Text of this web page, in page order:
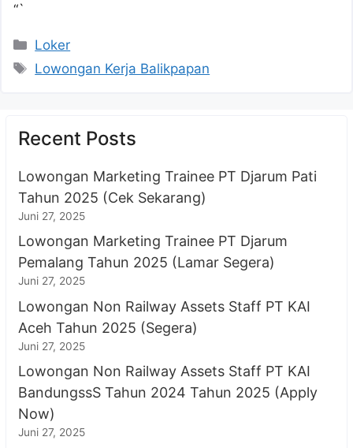
“`
Kategori
Loker
Tag
Lowongan Kerja Balikpapan
Recent Posts
Lowongan Marketing Trainee PT Djarum Pati
Tahun 2025 (Cek Sekarang)
Juni 27, 2025
Lowongan Marketing Trainee PT Djarum
Pemalang Tahun 2025 (Lamar Segera)
Juni 27, 2025
Lowongan Non Railway Assets Staff PT KAI
Aceh Tahun 2025 (Segera)
Juni 27, 2025
Lowongan Non Railway Assets Staff PT KAI
BandungssS Tahun 2024 Tahun 2025 (Apply
Now)
Juni 27, 2025